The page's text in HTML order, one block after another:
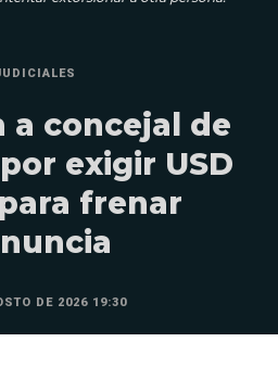
a concejal de
exigir USD
frenar
DE 2026 19:30